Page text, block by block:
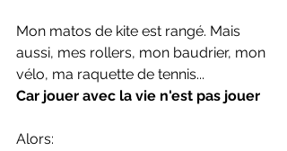
Mon matos de kite est rangé. Mais
aussi, mes rollers, mon baudrier, mon
vélo, ma raquette de tennis...
Car jouer avec la vie n'est pas jouer
Alors: